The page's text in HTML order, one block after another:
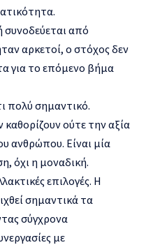
συνοδεύεται από
αρκετοί, ο στόχος δεν
για το επόμενο βήμα
πολύ σημαντικό.
καθορίζουν ούτε την αξία
ανθρώπου. Είναι μία
όχι η μοναδική.
επιλογές. Η
σημαντικά τα
σύγχρονα
με